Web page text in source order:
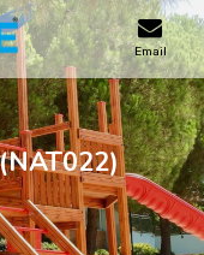
Email
(NAT022)